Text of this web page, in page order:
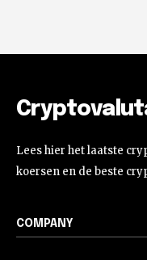
Lees hier het laatste
koersen en de beste
COMPANY